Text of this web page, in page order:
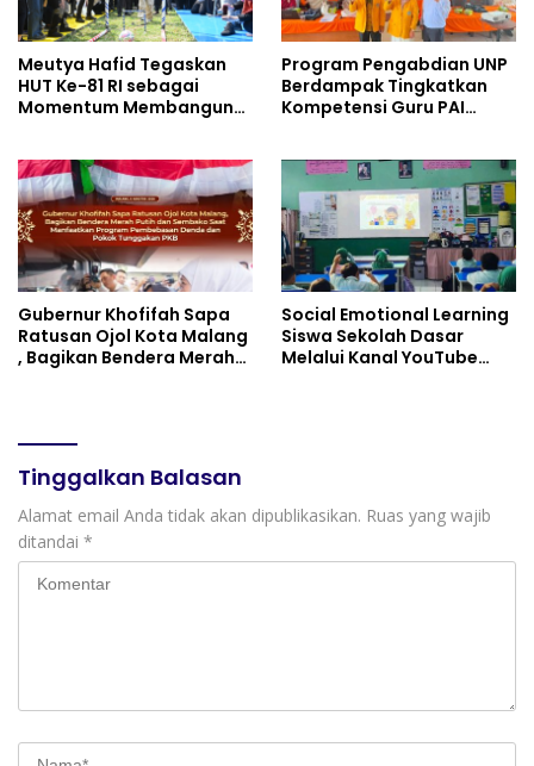
Meutya Hafid Tegaskan
HUT Ke-81 RI sebagai
Momentum Membangun
Program Pengabdian UNP
Berdampak Tingkatkan
Kompetensi Guru PAI
Gubernur Khofifah Sapa
Ratusan Ojol Kota Malang
, Bagikan Bendera Merah
Pokok Tunggakan PKB
Social Emotional Learning
Siswa Sekolah Dasar
Melalui Kanal YouTube
Tinggalkan Balasan
Alamat email Anda tidak akan dipublikasikan. Ruas yang wajib
ditandai *